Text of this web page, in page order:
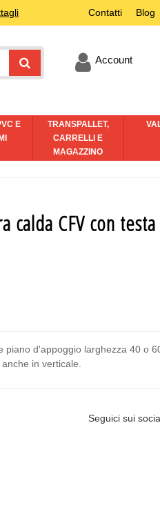
Blog
Contatti
Account
E
TRANSPALLET,
CARRELLI E
MAGAZZINO
calda CFV con
piano d'appoggio larghezza 40 o
in verticale.
Seguici sui